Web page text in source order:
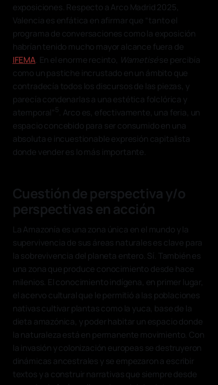
exposiciones. Respecto a Arco Madrid 2025,
Valencia es enfática en afirmar que “tanto el
programa de conversaciones como la exposición
habrían tenido mucho mayor alcance fuera de
IFEMA. En el enorme recinto, Wametisése percibía
como un pastiche incrustado en un ámbito que
contradecía todos los discursos de las piezas, y
parecía condenarlas a una estética folclórica y
atemporal”5. Arco es, efectivamente, una feria, un
espacio concebido para ser consumido en una
absoluta e incuestionable expresión capitalista
donde vender es lo más importante.
Cuestión de perspectiva y/o
perspectivas en acción
La Amazonía es una zona única en el mundo y la
supervivencia de sus áreas naturales es clave para
la sobrevivencia del planeta entero. Sí. También es
una zona que produce conocimiento desde hace
milenios. El conocimiento indígena, en primer lugar,
el acervo cultural que le permitió a las poblaciones
nativas cultivar plantas como la yuca, base de la
dieta amazónica, y poder habitar un espacio donde
la naturaleza está en permanente movimiento. Con
la invasión y colonización europeas se destruyeron
dinámicas ancestrales y se empezaron a escribir
textos y a construir narrativas que siempre desde